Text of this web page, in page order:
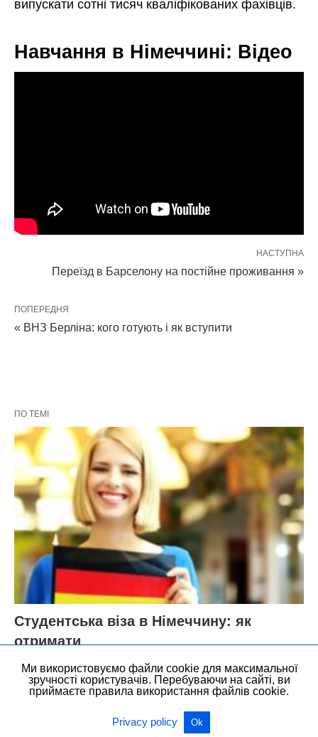
випускати сотні тисяч кваліфікованих фахівців.
Навчання в Німеччині: Відео
НАСТУПНА
Переїзд в Барселону на постійне проживання »
ПОПЕРЕДНЯ
« ВНЗ Берліна: кого готують і як вступити
ПО ТЕМІ
Студентська віза в Німеччину: як
отримати
Ми використовуємо файли cookie для максимальної
зручності користувачів. Перебуваючи на сайті, ви
приймаєте правила використання файлів cookie.
Privacy policy Ok